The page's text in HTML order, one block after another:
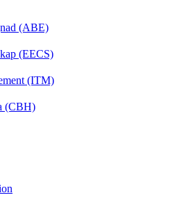
(ABE)
(EECS)
(ITM)
(CBH)